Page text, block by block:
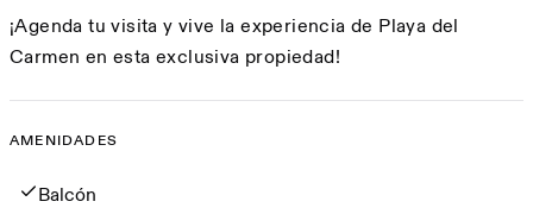
¡Agenda tu visita y vive la experiencia de Playa del
Carmen en esta exclusiva propiedad!
Amenidades
AMENIDADES
Balcón